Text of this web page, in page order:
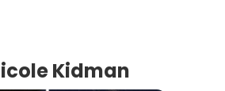
Kidman